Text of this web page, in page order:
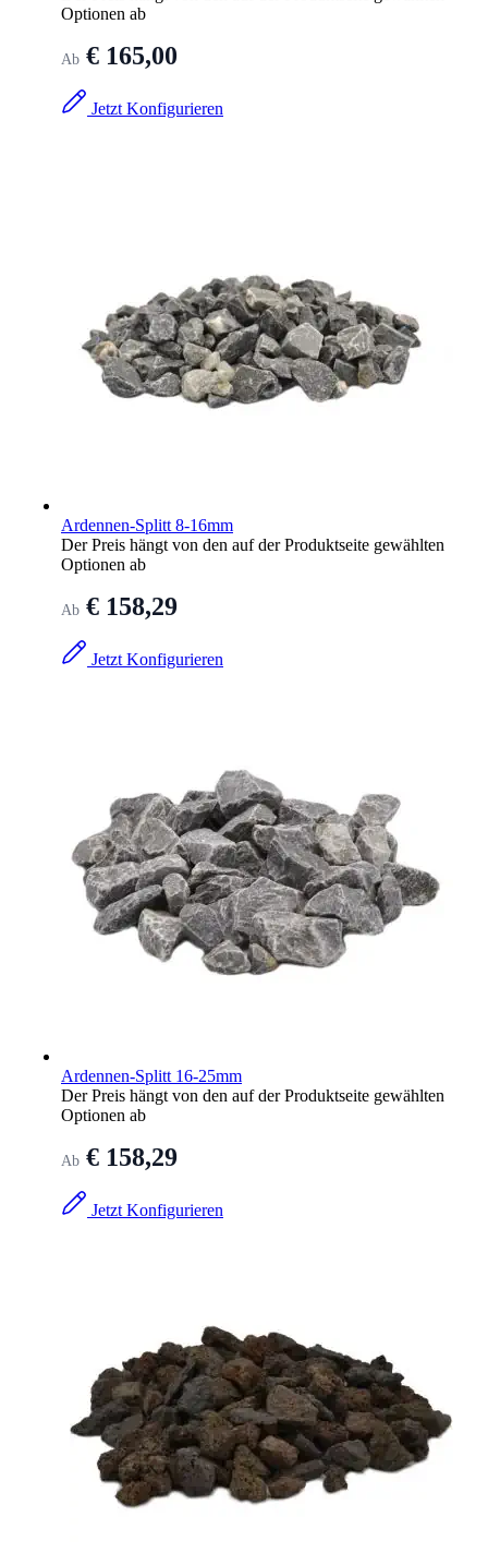
Optionen ab
Ab € 165,00
Jetzt Konfigurieren
Ardennen-Splitt 8-16mm
Der Preis hängt von den auf der Produktseite gewählten
Optionen ab
Ab € 158,29
Jetzt Konfigurieren
Ardennen-Splitt 16-25mm
Der Preis hängt von den auf der Produktseite gewählten
Optionen ab
Ab € 158,29
Jetzt Konfigurieren